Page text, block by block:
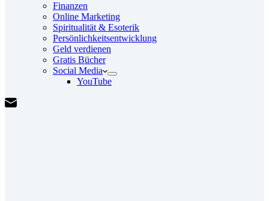
Finanzen
Online Marketing
Spiritualität & Esoterik
Persönlichkeitsentwicklung
Geld verdienen
Gratis Bücher
Social Media
YouTube